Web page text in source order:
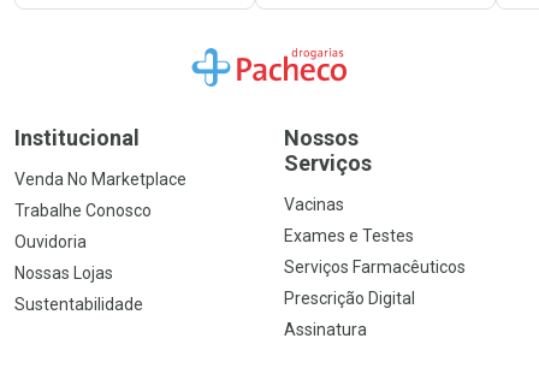
Ir para a Home
Institucional
Venda No Marketplace
Trabalhe Conosco
Ouvidoria
Nossas Lojas
Sustentabilidade
Nossos
Serviços
Vacinas
Exames e Testes
Serviços Farmacêuticos
Prescrição Digital
Assinatura